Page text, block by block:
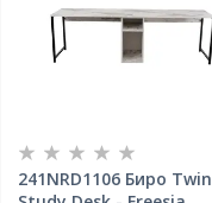
241NRD1106 Биро Twin